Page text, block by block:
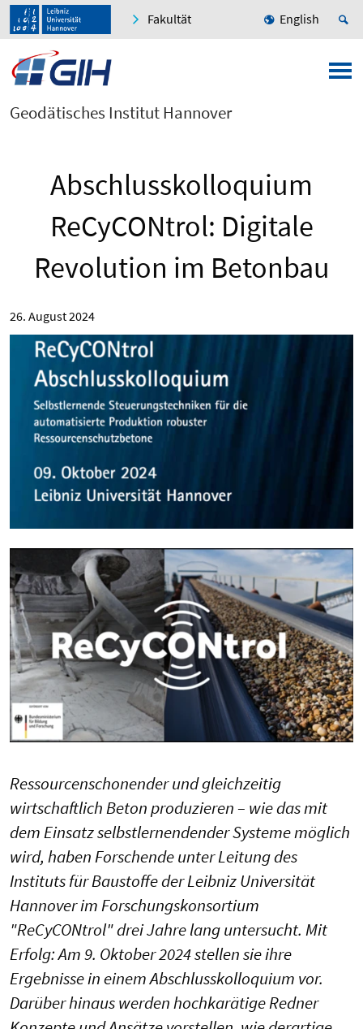
Fakultät English
Geodätisches Institut Hannover
Abschlusskolloquium
ReCyCONtrol: Digitale
Revolution im Betonbau
26. August 2024
Ressourcenschonender und gleichzeitig
wirtschaftlich Beton produzieren – wie das mit
dem Einsatz selbstlernendender Systeme möglich
wird, haben Forschende unter Leitung des
Instituts für Baustoffe der Leibniz Universität
Hannover im Forschungskonsortium
"ReCyCONtrol" drei Jahre lang untersucht. Mit
Erfolg: Am 9. Oktober 2024 stellen sie ihre
Ergebnisse in einem Abschlusskolloquium vor.
Darüber hinaus werden hochkarätige Redner